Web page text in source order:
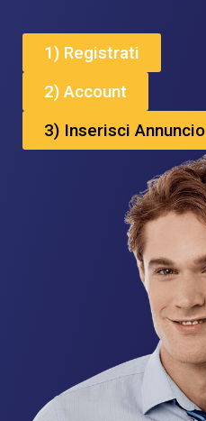
1) Registrati
2) Account
3) Inserisci Annuncio